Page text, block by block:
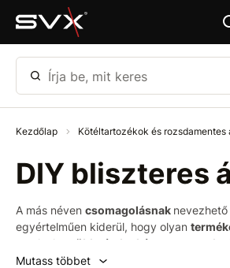
Ugrás az oldal fő részéhez
Írja be, mit keres
Kezdőlap Kötéltartozékok és rozsdamentes
DIY bliszteres
A más néven csomagolásnak nevezhető
egyértelműen kiderül, hogy olyan
amelyeket
több tételenként
buborékcsomagolás védi az árut például
Mutass többet